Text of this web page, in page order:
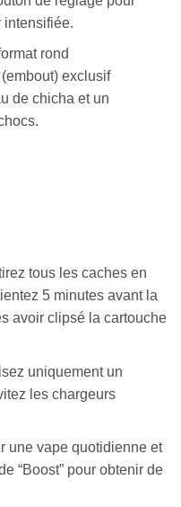
intensifiée.
rond
exclusif
de chicha et un
tous les caches en
5 minutes avant la
avoir clipsé la cartouche
uniquement un
les chargeurs
une vape quotidienne et
“Boost” pour obtenir de